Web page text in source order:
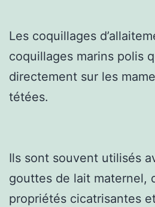
Les coquillages
coquillages marins polis
directement sur les
tétées.
Ils sont souvent utilisés
gouttes de lait maternel,
propriétés cicatrisantes